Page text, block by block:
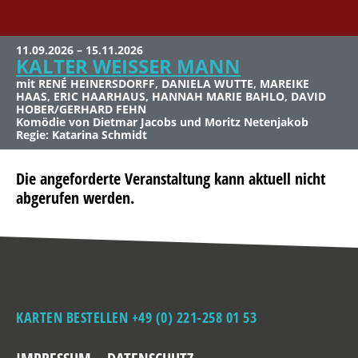
11.09.2026 – 15.11.2026
KALTER WEISSER MANN
mit RENÉ HEINERSDORFF, DANIELA WUTTE, MAREIKE
HAAS, ERIC HAARHAUS, HANNAH MARIE BAHLO, DAVID
HOBER/GERHARD FEHN
Komödie von Dietmar Jacobs und Moritz Netenjakob
Regie: Katarina Schmidt
27.11.2026 – 06.02.2027
SCHLAFLOS IN HAMM
mit ANJA KRUSE, JOACHIM NIMTZ, HELENA SIGAL, FELIX
EVERDING
Komödie von Yael Hahn
Regie: Michael von Au
Die angeforderte Veranstaltung kann aktuell nicht
abgerufen werden.
KARTEN BESTELLEN +49 (0) 221-258 01 53